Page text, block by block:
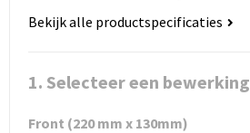
Bekijk alle productspecificaties
1. Selecteer een bewerking
Front (220 mm x 130mm)